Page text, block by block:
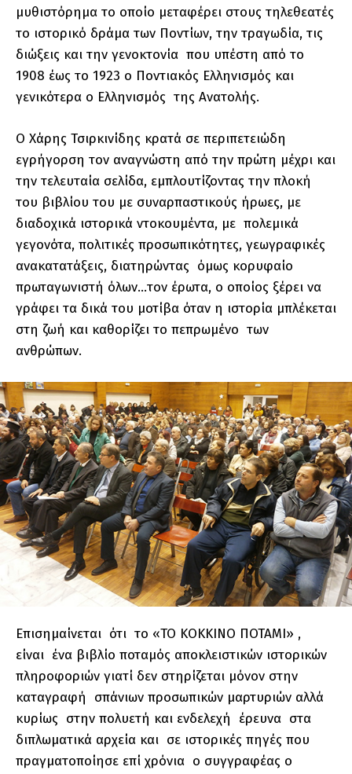
μυθιστόρημα το οποίο μεταφέρει στους τηλεθεατές
το ιστορικό δράμα των Ποντίων, την τραγωδία, τις
διώξεις και την γενοκτονία που υπέστη από το
1908 έως το 1923 ο Ποντιακός Ελληνισμός και
γενικότερα ο Ελληνισμός της Ανατολής.
Ο Χάρης Τσιρκινίδης κρατά σε περιπετειώδη
εγρήγορση τον αναγνώστη από την πρώτη μέχρι και
την τελευταία σελίδα, εμπλουτίζοντας την πλοκή
του βιβλίου του με συναρπαστικούς ήρωες, με
διαδοχικά ιστορικά ντοκουμέντα, με πολεμικά
γεγονότα, πολιτικές προσωπικότητες, γεωγραφικές
ανακατατάξεις, διατηρώντας όμως κορυφαίο
πρωταγωνιστή όλων…τον έρωτα, ο οποίος ξέρει να
γράφει τα δικά του μοτίβα όταν η ιστορία μπλέκεται
στη ζωή και καθορίζει το πεπρωμένο των
ανθρώπων.
Επισημαίνεται ότι το «ΤΟ ΚΟΚΚΙΝΟ ΠΟΤΑΜΙ» ,
είναι ένα βιβλίο ποταμός αποκλειστικών ιστορικών
πληροφοριών γιατί δεν στηρίζεται μόνον στην
καταγραφή σπάνιων προσωπικών μαρτυριών αλλά
κυρίως στην πολυετή και ενδελεχή έρευνα στα
διπλωματικά αρχεία και σε ιστορικές πηγές που
πραγματοποίησε επί χρόνια ο συγγραφέας ο